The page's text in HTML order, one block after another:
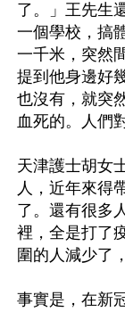
了。」王先生
一個學校，搞
一千米，突然
提到他身邊好
也沒有，就突
血死的。人們
天津護士胡女
人，近年來得
了。還有很多
裡，全是打了
圍的人減少了
事實是，在新